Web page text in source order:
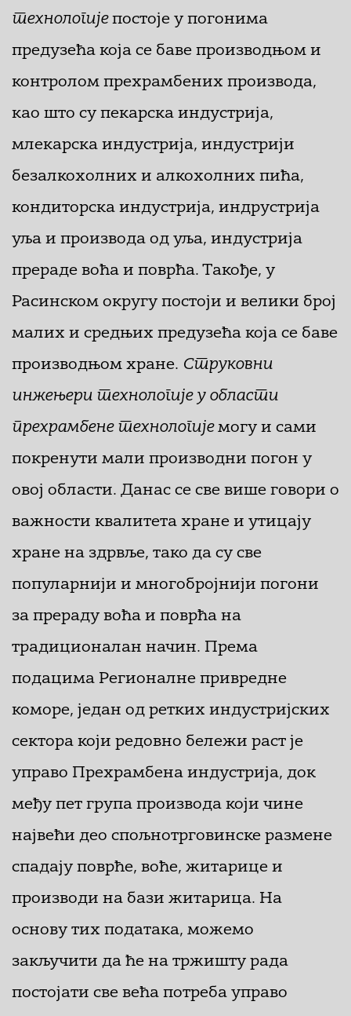
технологијепостоје у погонима
предузећа која се баве производњом и
контролом прехрамбених производа,
као што су пекарска индустрија,
млекарска индустрија, индустрији
безалкохолних и алкохолних пића,
кондиторска индустрија, индрустрија
уља и производа од уља, индустрија
прераде воћа и поврћа. Такође, у
Расинском округу постоји и велики број
малих и средњих предузећа која се баве
производњом хране. Струковни
инжењери технологије у области
прехрамбене технологијемогу и сами
покренути мали производни погон у
овој области. Данас се све више говори о
важности квалитета хране и утицају
хране на здрвље, тако да су све
популарнији и многобројнији погони
за прераду воћа и поврћа на
традиционалан начин. Према
подацима Регионалне привредне
коморе, један од ретких индустријских
сектора који редовно бележи раст је
управо Прехрамбена индустрија, док
међу пет група производа који чине
највећи део спољнотрговинске размене
спадају поврће, воће, житарице и
производи на бази житарица. На
основу тих података, можемо
закључити да ће на тржишту рада
постојати све већа потреба управо